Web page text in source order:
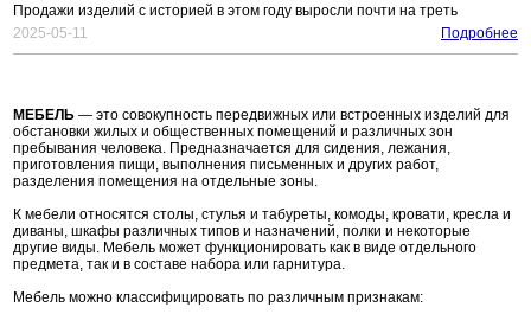
Продажи изделий с историей в этом году выросли почти на треть
2025-05-11
Подробнее
МЕБЕЛЬ — это совокупность передвижных или встроенных изделий для
обстановки жилых и общественных помещений и различных зон
пребывания человека. Предназначается для сидения, лежания,
приготовления пищи, выполнения письменных и других работ,
разделения помещения на отдельные зоны.
К мебели относятся столы, стулья и табуреты, комоды, кровати, кресла и
диваны, шкафы различных типов и назначений, полки и некоторые
другие виды. Мебель может функционировать как в виде отдельного
предмета, так и в составе набора или гарнитура.
Мебель можно классифицировать по различным признакам: